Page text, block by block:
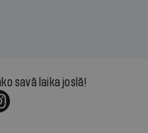
savā laika joslā!